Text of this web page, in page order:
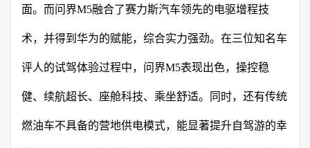
面。而问界M5融合了赛力斯汽车领先的电驱增程技
术，并得到华为的赋能，综合实力强劲。在三位知名车
评人的试驾体验过程中，问界M5表现出色，操控稳
健、续航超长、座舱科技、乘坐舒适。同时，还有传统
燃油车不具备的营地供电模式，能显著提升自驾游的幸